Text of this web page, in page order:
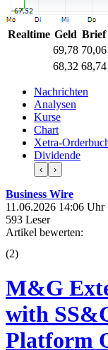
Realtime Geld Brief
69,78 70,06
68,32 68,74
Nachrichten
Analysen
Kurse
Chart
Xetra-
Dividende
‹ ›
Business Wire
11.06.2026 14:06 Uhr
593 Leser
Artikel bewerten:
(2)
M&G
with
Platform